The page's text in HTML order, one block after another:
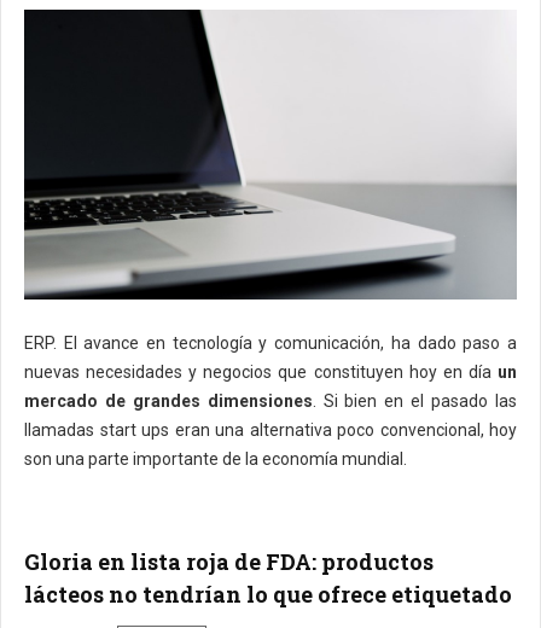
ERP. El avance en tecnología y comunicación, ha dado paso a
nuevas necesidades y negocios que constituyen hoy en día un
mercado de grandes dimensiones . Si bien en el pasado las
llamadas start ups eran una alternativa poco convencional, hoy
son una parte importante de la economía mundial.
Gloria en lista roja de FDA: productos
lácteos no tendrían lo que ofrece etiquetado